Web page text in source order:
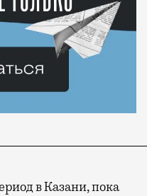
в Казани, пока